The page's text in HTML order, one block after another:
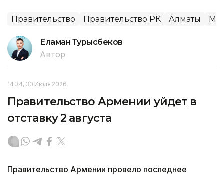
Правительство Правительство РК Алматы
Еламан Турысбеков
Автор
14:34, 30 Июля 2026
Правительство Армении уйдет в
отставку 2 августа
Правительство Армении провело последнее